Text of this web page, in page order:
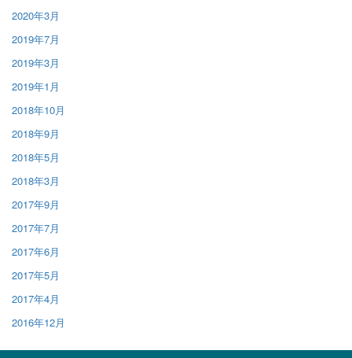
2020年3月
2019年7月
2019年3月
2019年1月
2018年10月
2018年9月
2018年5月
2018年3月
2017年9月
2017年7月
2017年6月
2017年5月
2017年4月
2016年12月